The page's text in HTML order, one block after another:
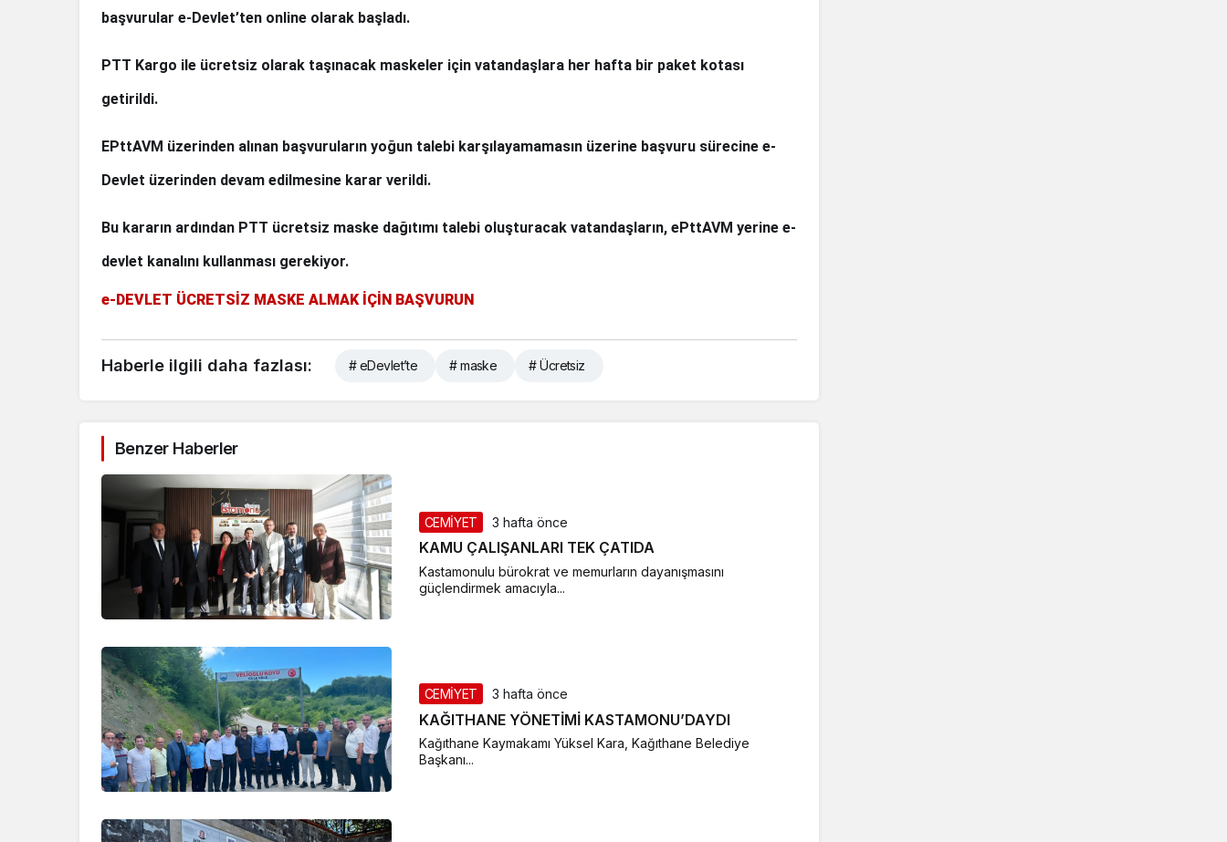
başvurular e-Devlet’ten online olarak başladı.
PTT Kargo ile ücretsiz olarak taşınacak maskeler için vatandaşlara her hafta bir paket kotası
getirildi.
EPttAVM üzerinden alınan başvuruların yoğun talebi karşılayamamasın üzerine başvuru sürecine e-
Devlet üzerinden devam edilmesine karar verildi.
Bu kararın ardından PTT ücretsiz maske dağıtımı talebi oluşturacak vatandaşların, ePttAVM yerine e-
devlet kanalını kullanması gerekiyor.
e-DEVLET ÜCRETSİZ MASKE ALMAK İÇİN BAŞVURUN
Haberle ilgili daha fazlası: # eDevlet’te # maske # Ücretsiz
Benzer Haberler
CEMİYET 3 hafta önce
KAMU ÇALIŞANLARI TEK ÇATIDA
Kastamonulu bürokrat ve memurların dayanışmasını
güçlendirmek amacıyla...
CEMİYET 3 hafta önce
KAĞITHANE YÖNETİMİ KASTAMONU’DAYDI
Kağıthane Kaymakamı Yüksel Kara, Kağıthane Belediye
Başkanı...